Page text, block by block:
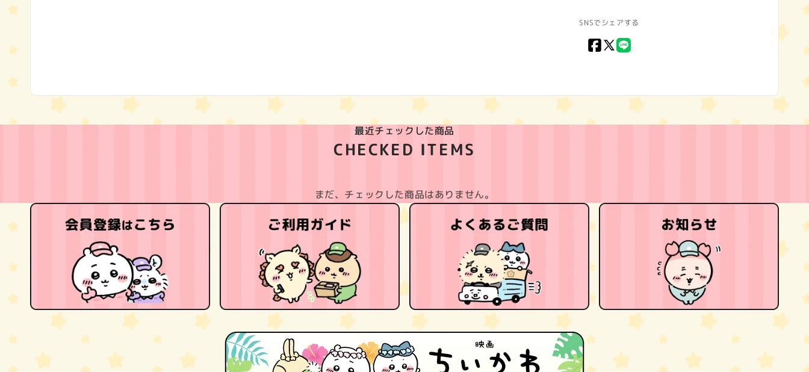
SNSでシェアする
Facebook
X
最近チェックした商品
CHECKED ITEMS
まだ、チェックした商品はありません。